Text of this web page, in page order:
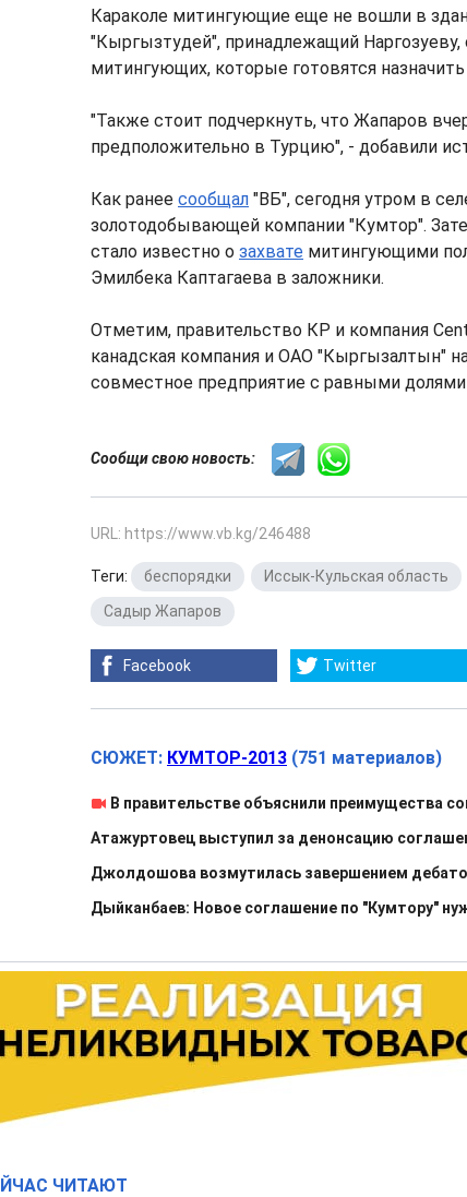
Караколе митингующие еще не вошли в
"Кыргызтудей", принадлежащий
митингующих, которые готовятся назначить
"Также стоит подчеркнуть, что Жапаров
предположительно в Турцию", - добавили
Как ранее сообщал "ВБ", сегодня утром в
золотодобывающей компании "Кумтор".
стало известно о захвате митингующими
Эмилбека Каптагаева в заложники.
Отметим, правительство КР и компания
канадская компания и ОАО "Кыргызалтын"
совместное предприятие с равными долями
Сообщи свою новость:
URL: https://www.vb.kg/246488
Теги: беспорядки Иссык-Кульская область
Садыр Жапаров
Facebook Twitter
СЮЖЕТ: КУМТОР-2013 (751 материалов)
В правительстве объяснили преимущества
Атажуртовец выступил за денонсацию
Джолдошова возмутилась завершением
Дыйканбаев: Новое соглашение по "Кумтору"
ЧИТАЮТ